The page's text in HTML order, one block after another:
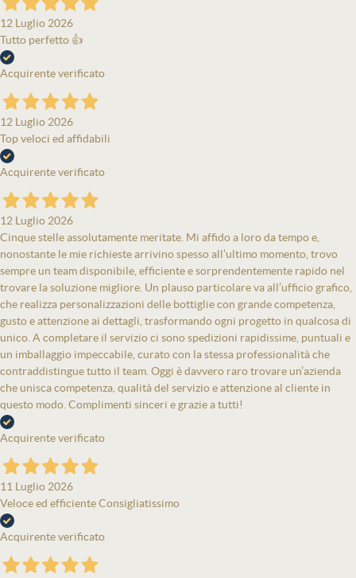
12 Luglio 2026
Tutto perfetto 👍
Acquirente verificato
12 Luglio 2026
Top veloci ed affidabili
Acquirente verificato
12 Luglio 2026
Cinque stelle assolutamente meritate. Mi affido a loro da tempo e,
nonostante le mie richieste arrivino spesso all’ultimo momento, trovo
sempre un team disponibile, efficiente e sorprendentemente rapido nel
trovare la soluzione migliore. Un plauso particolare va all’ufficio grafico,
che realizza personalizzazioni delle bottiglie con grande competenza,
gusto e attenzione ai dettagli, trasformando ogni progetto in qualcosa di
unico. A completare il servizio ci sono spedizioni rapidissime, puntuali e
un imballaggio impeccabile, curato con la stessa professionalità che
contraddistingue tutto il team. Oggi è davvero raro trovare un’azienda
che unisca competenza, qualità del servizio e attenzione al cliente in
questo modo. Complimenti sinceri e grazie a tutti!
Acquirente verificato
11 Luglio 2026
Veloce ed efficiente Consigliatissimo
Acquirente verificato